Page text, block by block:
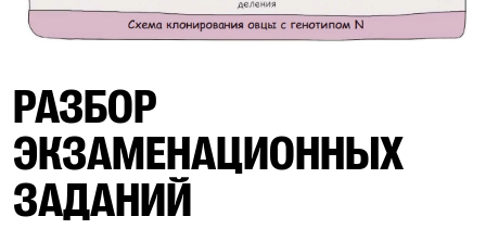
РАЗБОР
ЭКЗАМЕНАЦИОННЫХ
ЗАДАНИЙ